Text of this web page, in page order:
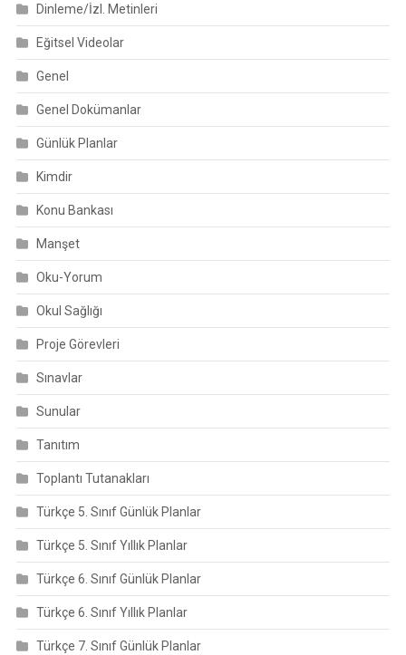
Dinleme/İzl. Metinleri
Eğitsel Videolar
Genel
Genel Dokümanlar
Günlük Planlar
Kimdir
Konu Bankası
Manşet
Oku-Yorum
Okul Sağlığı
Proje Görevleri
Sınavlar
Sunular
Tanıtım
Toplantı Tutanakları
Türkçe 5. Sınıf Günlük Planlar
Türkçe 5. Sınıf Yıllık Planlar
Türkçe 6. Sınıf Günlük Planlar
Türkçe 6. Sınıf Yıllık Planlar
Türkçe 7. Sınıf Günlük Planlar